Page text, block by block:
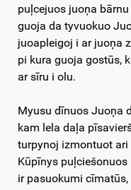
puļcejuos juoņa
guoja da tyvuokuo
juoapleigoj i ar juoņa
pi kura guoja gostūs,
ar sīru i olu.
Myusu dīnuos Juoņa
kam lela daļa
turpynoj izmontuot
Kūpīnys
ir pasuokumi